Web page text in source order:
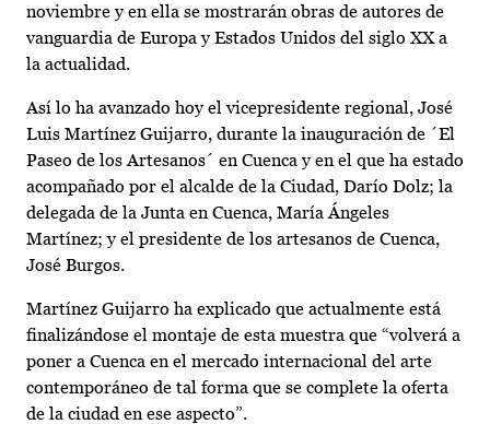
noviembre y en ella se mostrarán obras de autores de
vanguardia de Europa y Estados Unidos del siglo XX a
la actualidad.
Así lo ha avanzado hoy el vicepresidente regional, José
Luis Martínez Guijarro, durante la inauguración de ´El
Paseo de los Artesanos´ en Cuenca y en el que ha estado
acompañado por el alcalde de la Ciudad, Darío Dolz; la
delegada de la Junta en Cuenca, María Ángeles
Martínez; y el presidente de los artesanos de Cuenca,
José Burgos.
Martínez Guijarro ha explicado que actualmente está
finalizándose el montaje de esta muestra que “volverá a
poner a Cuenca en el mercado internacional del arte
contemporáneo de tal forma que se complete la oferta
de la ciudad en ese aspecto”.